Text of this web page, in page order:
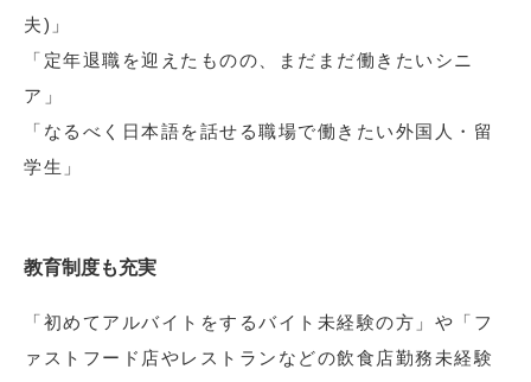
夫)」
「定年退職を迎えたものの、まだまだ働きたいシニ
ア」
「なるべく日本語を話せる職場で働きたい外国人・留
学生」
教育制度も充実
「初めてアルバイトをするバイト未経験の方」や「フ
ァストフード店やレストランなどの飲食店勤務未経験